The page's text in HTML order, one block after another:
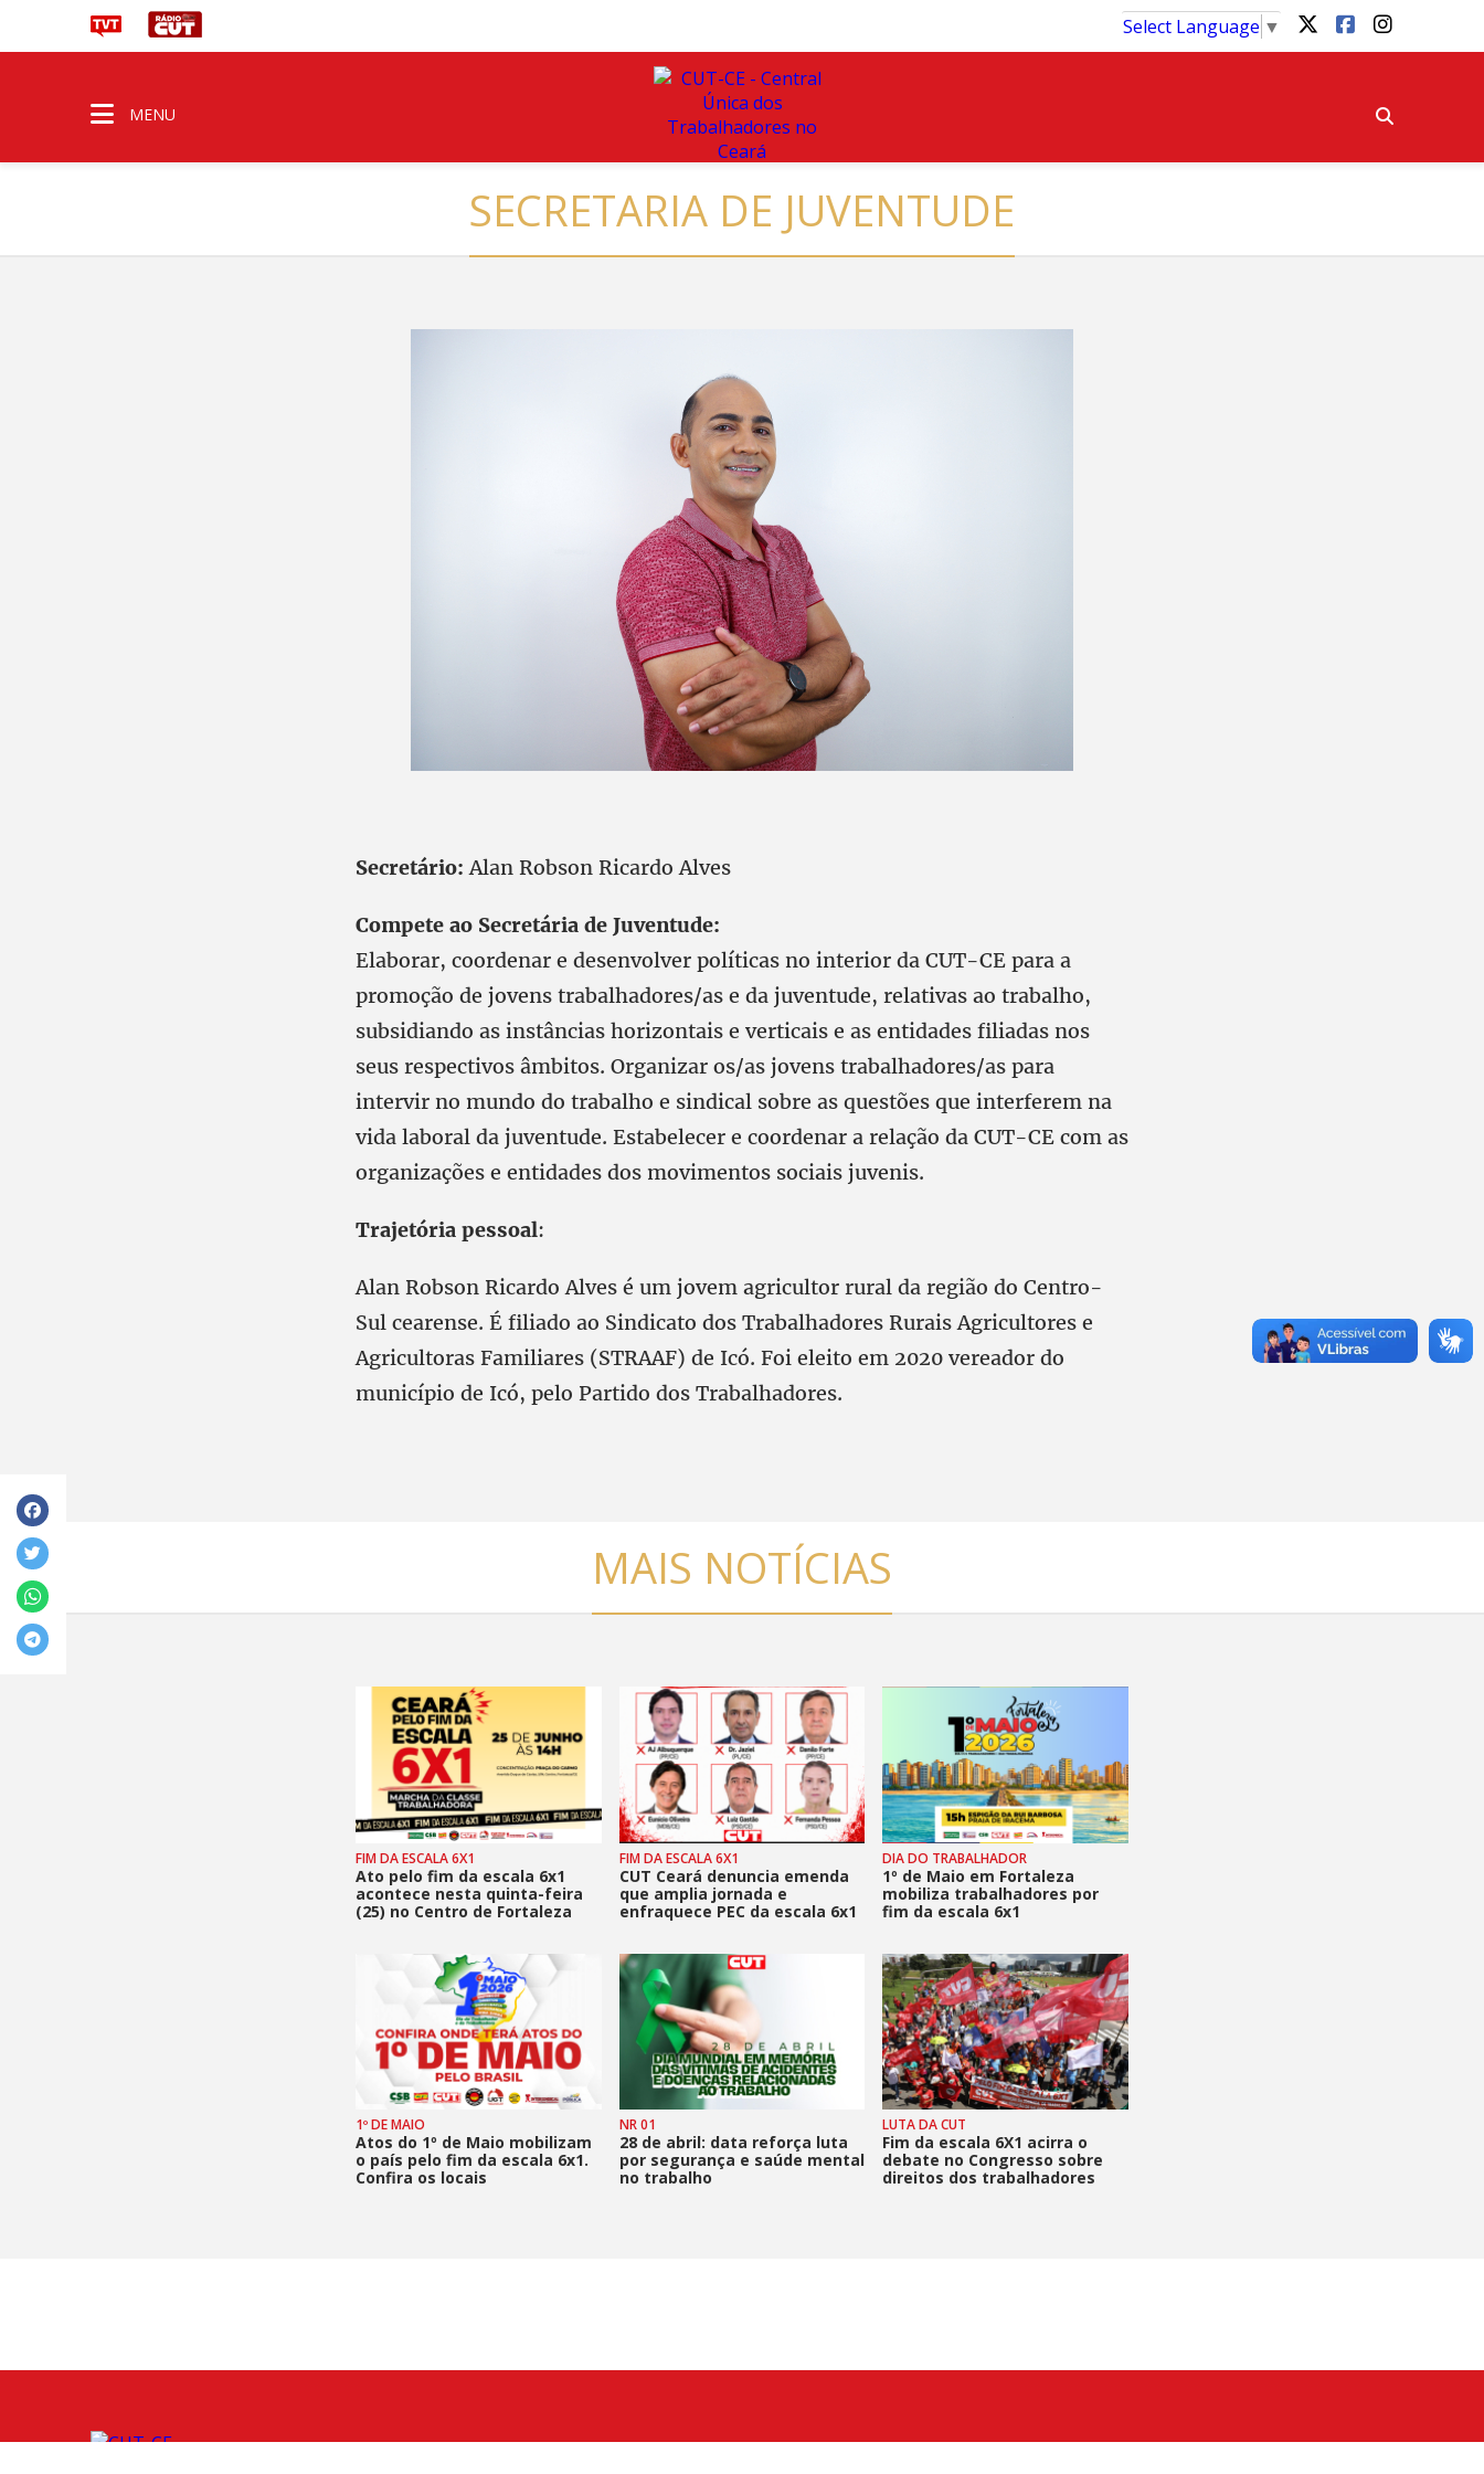
Select Language ▼
MENU
SECRETARIA DE JUVENTUDE
Secretário:Alan Robson Ricardo Alves
Compete ao Secretária de Juventude:
Elaborar, coordenar e desenvolver políticas no interior da CUT-CE para a
promoção de jovens trabalhadores/as e da juventude, relativas ao trabalho,
subsidiando as instâncias horizontais e verticais e as entidades filiadas nos
seus respectivos âmbitos. Organizar os/as jovens trabalhadores/as para
intervir no mundo do trabalho e sindical sobre as questões que interferem na
vida laboral da juventude. Estabelecer e coordenar a relação da CUT-CE com as
organizações e entidades dos movimentos sociais juvenis.
Trajetória pessoal:
Alan Robson Ricardo Alves é um jovem agricultor rural da região do Centro-
Sul cearense. É filiado ao Sindicato dos Trabalhadores Rurais Agricultores e
Agricultoras Familiares (STRAAF) de Icó. Foi eleito em 2020 vereador do
município de Icó, pelo Partido dos Trabalhadores.
MAIS NOTÍCIAS
FIM DA ESCALA 6X1
Ato pelo fim da escala 6x1
acontece nesta quinta-feira
(25) no Centro de Fortaleza
FIM DA ESCALA 6X1
CUT Ceará denuncia emenda
que amplia jornada e
enfraquece PEC da escala 6x1
DIA DO TRABALHADOR
1º de Maio em Fortaleza
mobiliza trabalhadores por
fim da escala 6x1
1º DE MAIO
Atos do 1º de Maio mobilizam
o país pelo fim da escala 6x1.
Confira os locais
NR 01
28 de abril: data reforça luta
por segurança e saúde mental
no trabalho
LUTA DA CUT
Fim da escala 6X1 acirra o
debate no Congresso sobre
direitos dos trabalhadores